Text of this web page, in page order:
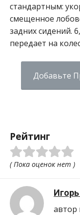
стандартным:
смещенное
задних сидений.
передает на
Добавьте
Рейтинг
( Пока оценок нет )
автор